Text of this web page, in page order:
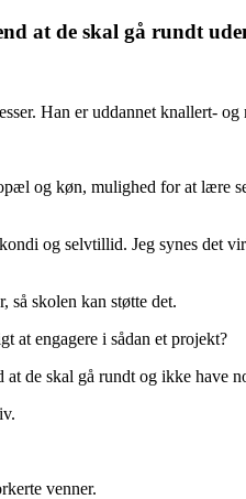
at de skal gå rundt
Han er uddannet knallert-
og køn, mulighed for at
og selvtillid. Jeg synes det
så skolen kan støtte det.
at engagere i sådan et projekt?
de skal gå rundt og ikke have
venner.